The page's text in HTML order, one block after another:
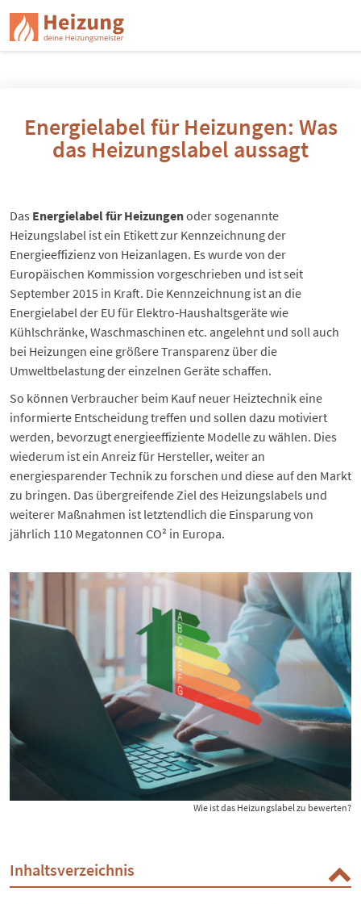
Energielabel für Heizungen: Was
das Heizungslabel aussagt
Das Energielabel für Heizungenoder sogenannte
Heizungslabel ist ein Etikett zur Kennzeichnung der
Energieeffizienz von Heizanlagen. Es wurde von der
Europäischen Kommission vorgeschrieben und ist seit
September 2015 in Kraft. Die Kennzeichnung ist an die
Energielabel der EU für Elektro-Haushaltsgeräte wie
Kühlschränke, Waschmaschinen etc. angelehnt und soll auch
bei Heizungen eine größere Transparenz über die
Umweltbelastung der einzelnen Geräte schaffen.
So können Verbraucher beim Kauf neuer Heiztechnik eine
informierte Entscheidung treffen und sollen dazu motiviert
werden, bevorzugt energieeffiziente Modelle zu wählen. Dies
wiederum ist ein Anreiz für Hersteller, weiter an
energiesparender Technik zu forschen und diese auf den Markt
zu bringen. Das übergreifende Ziel des Heizungslabels und
weiterer Maßnahmen ist letztendlich die Einsparung von
jährlich 110 Megatonnen CO² in Europa.
Wie ist das Heizungslabel zu bewerten?
Inhaltsverzeichnis